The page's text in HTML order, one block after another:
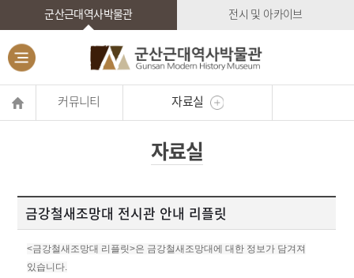
군산근대역사박물관 전시 및 아카이브
커뮤니티 자료실
자료실
금강철새조망대 전시관 안내 리플릿
<금강철새조망대 리플릿>은 금강철새조망대에 대한 정보가 담겨져
있습니다.